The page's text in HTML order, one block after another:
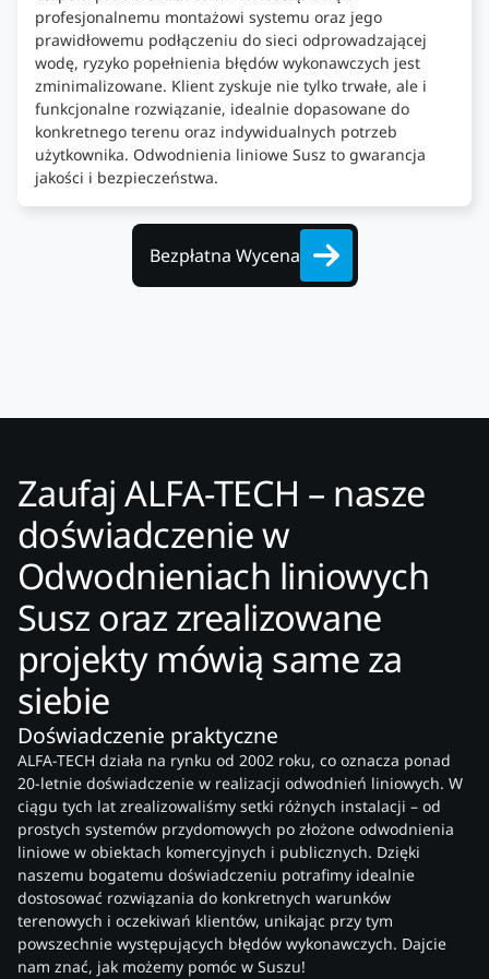
profesjonalnemu montażowi systemu oraz jego
prawidłowemu podłączeniu do sieci odprowadzającej
wodę, ryzyko popełnienia błędów wykonawczych jest
zminimalizowane. Klient zyskuje nie tylko trwałe, ale i
funkcjonalne rozwiązanie, idealnie dopasowane do
konkretnego terenu oraz indywidualnych potrzeb
użytkownika. Odwodnienia liniowe Susz to gwarancja
jakości i bezpieczeństwa.
Bezpłatna Wycena
Zaufaj ALFA-TECH – nasze
doświadczenie w
Odwodnieniach liniowych
Susz oraz zrealizowane
projekty mówią same za
siebie
Doświadczenie praktyczne
ALFA-TECH działa na rynku od 2002 roku, co oznacza ponad
20-letnie doświadczenie w realizacji odwodnień liniowych. W
ciągu tych lat zrealizowaliśmy setki różnych instalacji – od
prostych systemów przydomowych po złożone odwodnienia
liniowe w obiektach komercyjnych i publicznych. Dzięki
naszemu bogatemu doświadczeniu potrafimy idealnie
dostosować rozwiązania do konkretnych warunków
terenowych i oczekiwań klientów, unikając przy tym
powszechnie występujących błędów wykonawczych. Dajcie
nam znać, jak możemy pomóc w Suszu!